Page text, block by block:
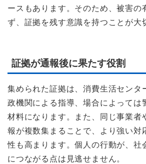
ースもあります。そのため、被害の
ず、証拠を残す意識を持つことが大
証拠が通報後に果たす役割
集められた証拠は、消費生活センタ
政機関による指導、場合によっては
材料になります。また、同じ事業者
報が複数集まることで、より強い対
性も高まります。個人の行動が、社
につながる点は見逃せません。